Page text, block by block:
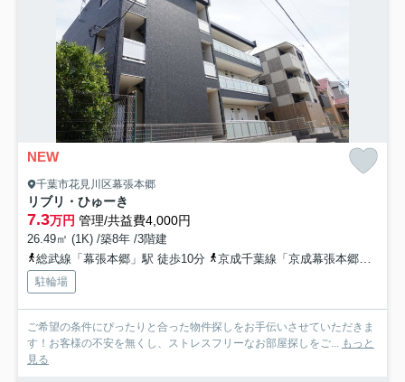
NEW
千葉市花見川区幕張本郷
リブリ・ひゅーき
7.3万円 管理/共益費4,000円
26.49㎡ (1K) /築8年 /3階建
総武線「幕張本郷」駅 徒歩10分
京成千葉線「京成幕張本郷」駅 徒歩10分
駐輪場
ご希望の条件にぴったりと合った物件探しをお手伝いさせていただきま
す！お客様の不安を無くし、ストレスフリーなお部屋探しをご... もっと
見る